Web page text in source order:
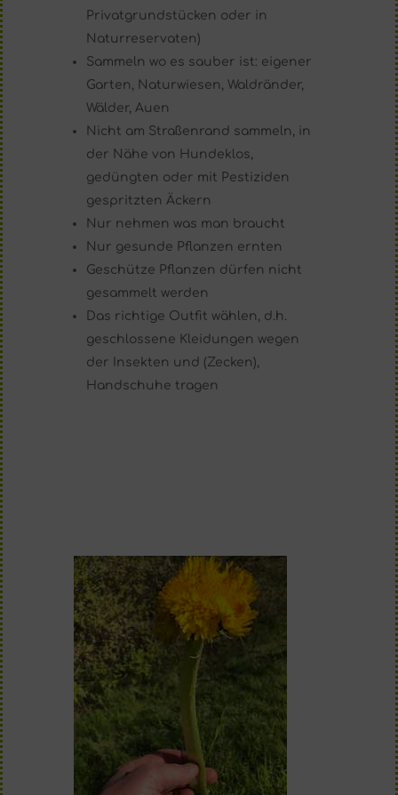
Privatgrundstücken oder in
Naturreservaten)
Sammeln wo es sauber ist: eigener
Garten, Naturwiesen, Waldränder,
Wälder, Auen
Nicht am Straßenrand sammeln, in
der Nähe von Hundeklos,
gedüngten oder mit Pestiziden
gespritzten Äckern
Nur nehmen was man braucht
Nur gesunde Pflanzen ernten
Geschütze Pflanzen dürfen nicht
gesammelt werden
Das richtige Outfit wählen, d.h.
geschlossene Kleidungen wegen
der Insekten und (Zecken),
Handschuhe tragen